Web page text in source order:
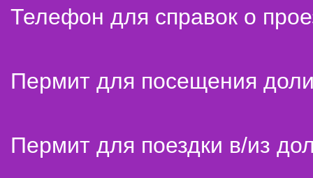
Телефон для справок о
Пермит для посещения
Пермит для поездки в/из